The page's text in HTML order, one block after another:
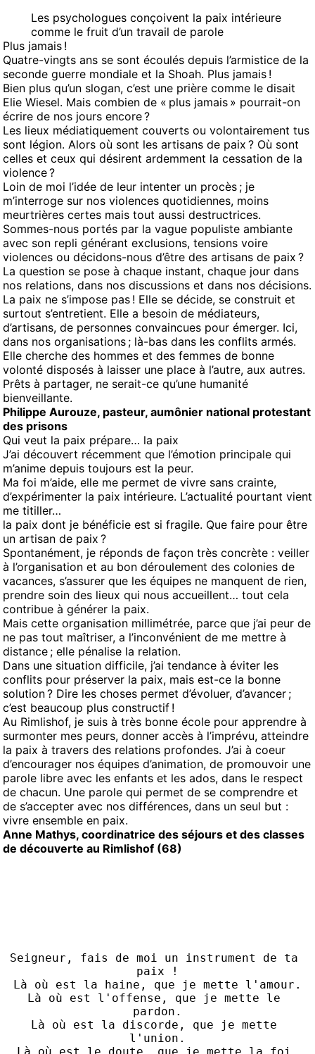
Les psychologues conçoivent la paix intérieure
comme le fruit d’un travail de parole
Plus jamais !
Quatre-vingts ans se sont écoulés depuis l’armistice de la
seconde guerre mondiale et la Shoah. Plus jamais !
Bien plus qu’un slogan, c’est une prière comme le disait
Elie Wiesel. Mais combien de « plus jamais » pourrait-on
écrire de nos jours encore ?
Les lieux médiatiquement couverts ou volontairement tus
sont légion. Alors où sont les artisans de paix ? Où sont
celles et ceux qui désirent ardemment la cessation de la
violence ?
Loin de moi l’idée de leur intenter un procès ; je
m’interroge sur nos violences quotidiennes, moins
meurtrières certes mais tout aussi destructrices.
Sommes-nous portés par la vague populiste ambiante
avec son repli générant exclusions, tensions voire
violences ou décidons-nous d’être des artisans de paix ?
La question se pose à chaque instant, chaque jour dans
nos relations, dans nos discussions et dans nos décisions.
La paix ne s’impose pas ! Elle se décide, se construit et
surtout s’entretient. Elle a besoin de médiateurs,
d’artisans, de personnes convaincues pour émerger. Ici,
dans nos organisations ; là-bas dans les conflits armés.
Elle cherche des hommes et des femmes de bonne
volonté disposés à laisser une place à l’autre, aux autres.
Prêts à partager, ne serait-ce qu’une humanité
bienveillante.
Philippe Aurouze, pasteur, aumônier national protestant
des prisons
Qui veut la paix prépare… la paix
J’ai découvert récemment que l’émotion principale qui
m’anime depuis toujours est la peur.
Ma foi m’aide, elle me permet de vivre sans crainte,
d’expérimenter la paix intérieure. L’actualité pourtant vient
me titiller…
la paix dont je bénéficie est si fragile. Que faire pour être
un artisan de paix ?
Spontanément, je réponds de façon très concrète : veiller
à l’organisation et au bon déroulement des colonies de
vacances, s’assurer que les équipes ne manquent de rien,
prendre soin des lieux qui nous accueillent… tout cela
contribue à générer la paix.
Mais cette organisation millimétrée, parce que j’ai peur de
ne pas tout maîtriser, a l’inconvénient de me mettre à
distance ; elle pénalise la relation.
Dans une situation difficile, j’ai tendance à éviter les
conflits pour préserver la paix, mais est-ce la bonne
solution ? Dire les choses permet d’évoluer, d’avancer ;
c’est beaucoup plus constructif !
Au Rimlishof, je suis à très bonne école pour apprendre à
surmonter mes peurs, donner accès à l’imprévu, atteindre
la paix à travers des relations profondes. J’ai à coeur
d’encourager nos équipes d’animation, de promouvoir une
parole libre avec les enfants et les ados, dans le respect
de chacun. Une parole qui permet de se comprendre et
de s’accepter avec nos différences, dans un seul but :
vivre ensemble en paix.
Anne Mathys, coordinatrice des séjours et des classes
de découverte au Rimlishof (68)
Seigneur, fais de moi un instrument de ta
paix !
Là où est la haine, que je mette l'amour.
Là où est l'offense, que je mette le
pardon.
Là où est la discorde, que je mette
l'union.
Là où est le doute, que je mette la foi.